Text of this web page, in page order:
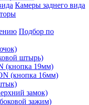
Камеры заднего вида
Подбор по
штырь)
(кнопка 19мм)
(кнопка 16мм)
замок)
зажим)